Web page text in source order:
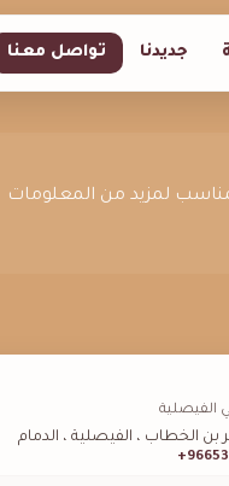
جديدنا تواصل معنا
لمزيد من المعلومات
الفيصلية
بن الخطاب ، الفيصلية ، الدمام